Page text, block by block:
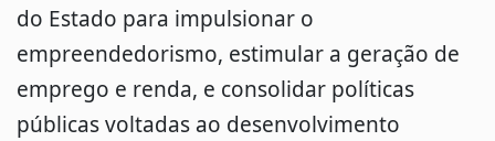
do Estado para impulsionar o
empreendedorismo, estimular a geração de
emprego e renda, e consolidar políticas
públicas voltadas ao desenvolvimento